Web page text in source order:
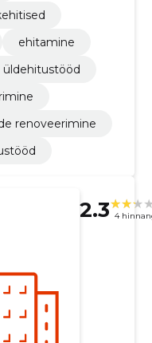
ehitamine
üldehitustööd
renoveerimine
2.3 4